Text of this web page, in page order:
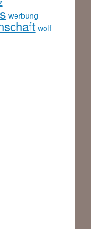
werbung
wolf